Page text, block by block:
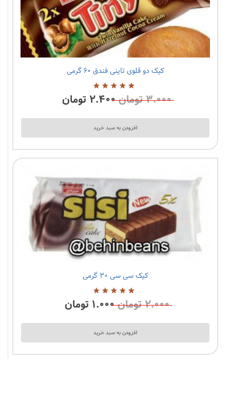
کیک دو قلوی تاینی فندق ۶۰ گرمی
5.00 از
۳.۰۰۰تومان۲.۴۰۰ تومان
افزودن به سبد خرید
کیک سی سی ۳۰ گرمی
5.00از
5
۲.۰۰۰تومان۱.۰۰۰ تومان
افزودن به سبد خرید